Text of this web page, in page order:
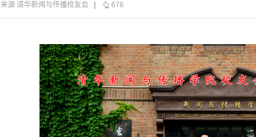
来源 清华新闻与传播校友会 676